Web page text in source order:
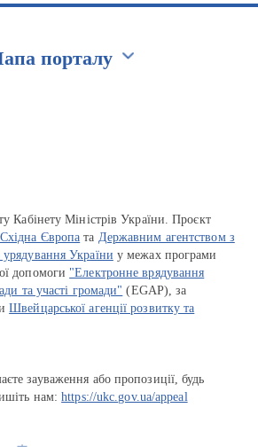
порталу
Кабінету Міністрів України. Проєкт
Європа та Державним агентством з
України у межах програми
допомоги "Електронне врядування
та участі громади" (EGAP), за
Швейцарської агенції розвитку та
зауваження або пропозиції, будь
нам:https://ukc.gov.ua/appeal